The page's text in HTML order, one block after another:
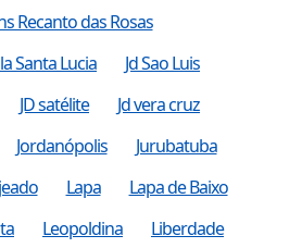
Recanto das Rosas
Santa Lucia
Jd Sao Luis
JD satélite
Jd vera cruz
Jordanópolis
Jurubatuba
Lapa
Lapa de Baixo
Leopoldina
Liberdade